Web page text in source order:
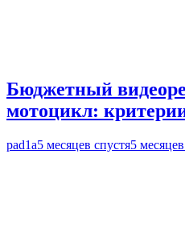
Бюджетный
мотоцикл:
pad1a5 месяцев спустя5